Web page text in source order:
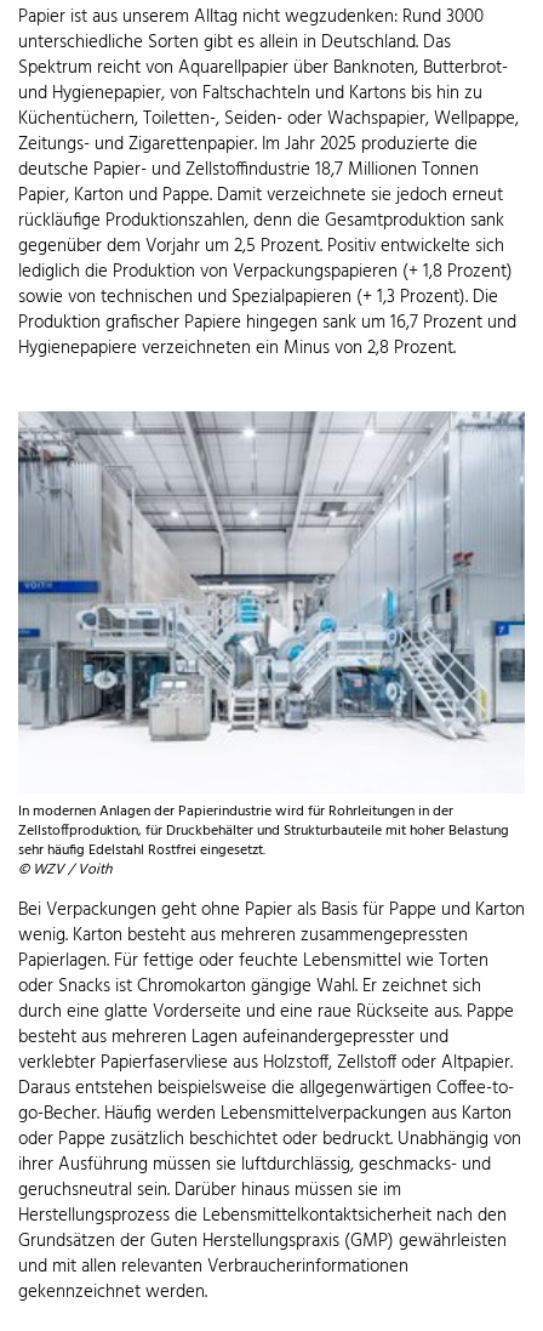
Papier ist aus unserem Alltag nicht wegzudenken: Rund 3000
unterschiedliche Sorten gibt es allein in Deutschland. Das
Spektrum reicht von Aquarellpapier über Banknoten, Butterbrot-
und Hygienepapier, von Faltschachteln und Kartons bis hin zu
Küchentüchern, Toiletten-, Seiden- oder Wachspapier, Wellpappe,
Zeitungs- und Zigarettenpapier. Im Jahr 2025 produzierte die
deutsche Papier- und Zellstoffindustrie 18,7 Millionen Tonnen
Papier, Karton und Pappe. Damit verzeichnete sie jedoch erneut
rückläufige Produktionszahlen, denn die Gesamtproduktion sank
gegenüber dem Vorjahr um 2,5 Prozent. Positiv entwickelte sich
lediglich die Produktion von Verpackungspapieren (+ 1,8 Prozent)
sowie von technischen und Spezialpapieren (+ 1,3 Prozent). Die
Produktion grafischer Papiere hingegen sank um 16,7 Prozent und
Hygienepapiere verzeichneten ein Minus von 2,8 Prozent.
In modernen Anlagen der Papierindustrie wird für Rohrleitungen in der
Zellstoffproduktion, für Druckbehälter und Strukturbauteile mit hoher Belastung
sehr häufig Edelstahl Rostfrei eingesetzt.
© WZV / Voith
Bei Verpackungen geht ohne Papier als Basis für Pappe und Karton
wenig. Karton besteht aus mehreren zusammengepressten
Papierlagen. Für fettige oder feuchte Lebensmittel wie Torten
oder Snacks ist Chromokarton gängige Wahl. Er zeichnet sich
durch eine glatte Vorderseite und eine raue Rückseite aus. Pappe
besteht aus mehreren Lagen aufeinandergepresster und
verklebter Papierfaservliese aus Holzstoff, Zellstoff oder Altpapier.
Daraus entstehen beispielsweise die allgegenwärtigen Coffee-to-
go-Becher. Häufig werden Lebensmittelverpackungen aus Karton
oder Pappe zusätzlich beschichtet oder bedruckt. Unabhängig von
ihrer Ausführung müssen sie luftdurchlässig, geschmacks- und
geruchsneutral sein. Darüber hinaus müssen sie im
Herstellungsprozess die Lebensmittelkontaktsicherheit nach den
Grundsätzen der Guten Herstellungspraxis (GMP) gewährleisten
und mit allen relevanten Verbraucherinformationen
gekennzeichnet werden.